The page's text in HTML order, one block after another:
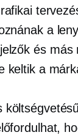
a
és más
keltik a